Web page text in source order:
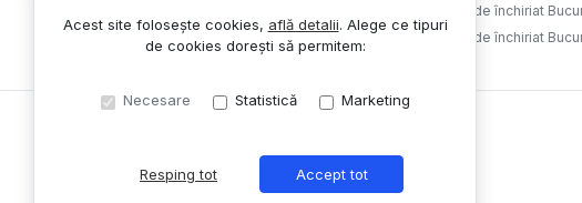
Apartamente de închiriat Bucuresti, Lujerului
Case vile de închiriat
Case vile de închiriat
Acest site folosește cookies, află detalii. Alege ce tipuri
de cookies dorești să permitem:
Necesare Statistică Marketing
Resping tot Accept tot